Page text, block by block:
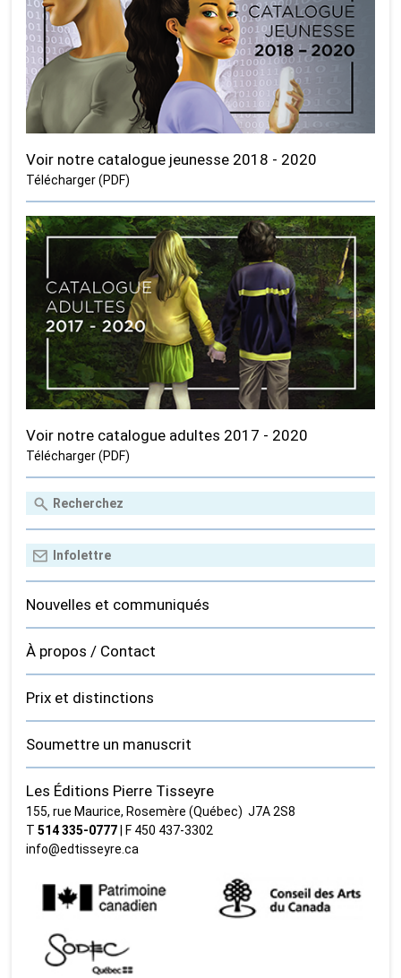
Voir notre catalogue jeunesse 2018 - 2020
Télécharger (PDF)
Voir notre catalogue adultes 2017 - 2020
Télécharger (PDF)
Nouvelles et communiqués
À propos / Contact
Prix et distinctions
Soumettre un manuscrit
Les Éditions Pierre Tisseyre
155, rue Maurice, Rosemère (Québec) J7A 2S8
T514 335‑0777 | F 450 437‑3302
info@edtisseyre.ca